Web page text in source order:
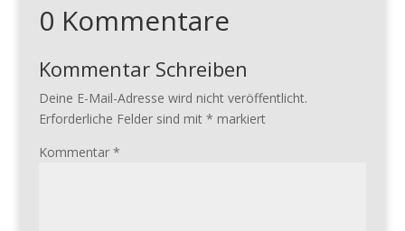
0 Kommentare
Kommentar Schreiben
Deine E-Mail-Adresse wird nicht veröffentlicht.
Erforderliche Felder sind mit * markiert
Kommentar *